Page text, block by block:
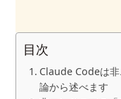
目次
Claude Codeは
論から述べます